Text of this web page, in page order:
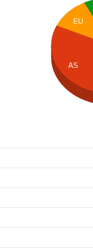
EU
AS